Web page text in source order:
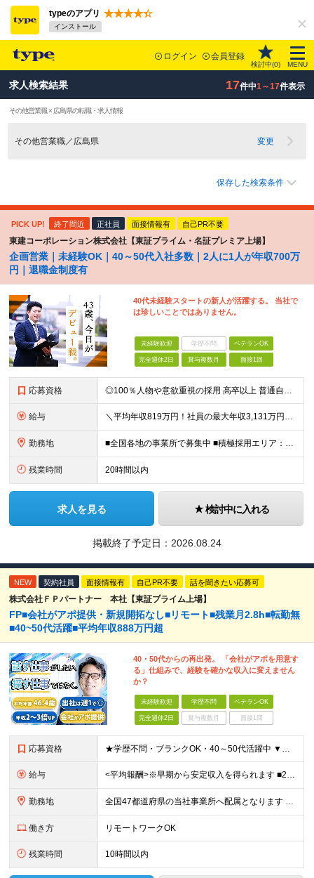
typeのアプリ
インストール
ログイン 会員登録
検討中(0) MENU
求人検索結果 17件中1～17件表示
その他営業職 × 広島県の転職・求人情報
その他営業職／広島県 変更
保存した検索条件
PICK UP! 終了間近 正社員 面接情報有 自己PR不要
東建コーポレーション株式会社【東証プライム・名証プレミア上場】
企画営業｜未経験OK｜40～50代入社多数｜2人に1人が年収700万
円｜退職金制度有
40代未経験スタートの新人が活躍する。 当社で
は珍しいことではありません。
未経験歓迎 学歴不問 ベテランOK
完全週休2日 賞与複数月 面接1回
応募資格 ◎100％人物や意欲重視の採用 高卒以上 普通自動車第一種運転免許取得者（AT限定可） ★職歴は全く問いません！ 前向きにコツコツと向き合える方であれば結果がついてくるお仕事です。 現職・無職、正社
給与 ＼平均年収819万円！社員の最大年収3,131万円／ ＼2人に1人が年収700万円以上／ ＼5人に1人が年収1,000万円以上！／ 固定給だけで、年収524万円も可能！ インセンティブだけでなく固定給
勤務地 ■全国各地の事業所で募集中 ■積極採用エリア：東京・神奈川・埼玉・千葉・愛知 ※希望の勤務地で働ける！通勤可能な事業所を選定していきます ※地元に戻って働きたいUターン希望者も歓迎します！ ※社用車を
残業時間 20時間以内
求人を見る 検討中に入れる
掲載終了予定日： 2026.08.24
NEW 契約社員 面接情報有 自己PR不要 話を聞きたい応募可
株式会社ＦＰパートナー 本社【東証プライム上場】
FP■会社がアポ提供・新規開拓なし■リモート■残業月2.8h■転勤無
■40~50代活躍■平均年収888万円超
40・50代からの再出発。 「会社がアポを用意す
る」仕組みで、経験を確かな収入に変えません
か？
未経験歓迎 学歴不問 ベテランOK
完全週休2日 賞与複数月 面接1回
応募資格 ★学歴不問・ブランクOK・40～50代活躍中 ▼以下いずれかのご経験をお持ちの方 ■金融業界（保険会社や銀行、証券会社、信用金庫など）での就業経験 ■何かしらの営業経験をお持ちの方 ※ブランクのある方
給与 <平均報酬>※早期から安定収入を得られます ■2年目～：888万円 ■3年目～：960万円 ■4年目～：1028万円 ★成果連動型報酬（営業成績に応じて支給/45時間分固定残業代含む/超過分は別途支
勤務地 全国47都道府県の当社事業所へ配属となります ※居住地や希望の勤務先を考慮します ※リモートワークOK／転勤なし ＜本社＞ 東京都台東区浅草橋1-1-8 FP浅草橋ビル (変更の範囲)上記を除く当
働き方 リモートワークOK
残業時間 10時間以内